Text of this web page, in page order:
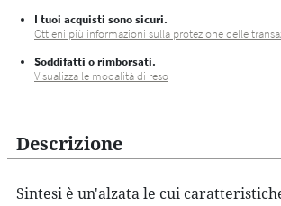
I tuoi acquisti sono sicuri.
Ottieni più informazioni sulla protezione delle
Soddifatti o rimborsati.
Visualizza le modalità di reso
Descrizione
Sintesi è un'alzata le cui